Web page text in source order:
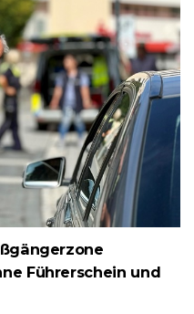
Führerschein und